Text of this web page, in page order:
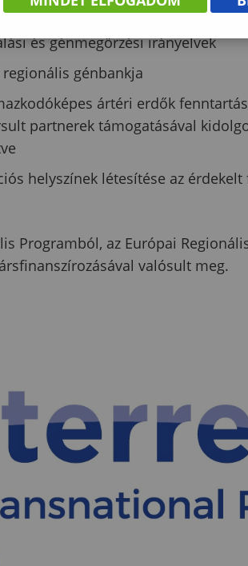
kereskedelmi ajánlások
és génmegőrzési irányelvek
génbankja
ártéri erdők
partnerek támogatásával
helyszínek létesítése az érdekelt
Programból, az Európai
valósult meg.